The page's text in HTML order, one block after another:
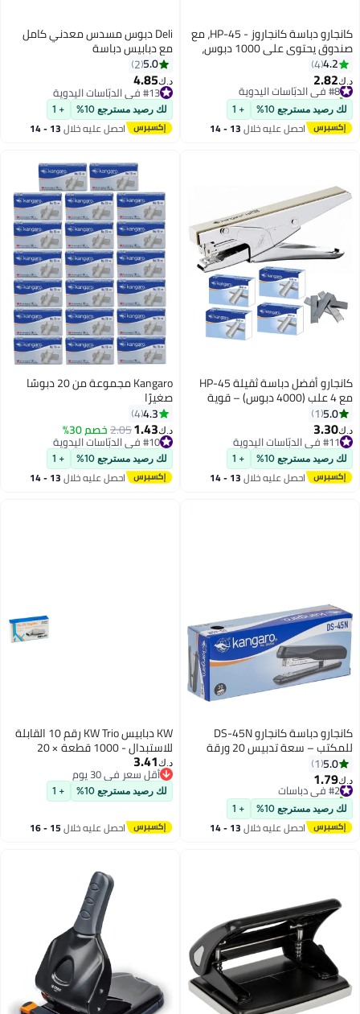
كانجارو دباسة كانجاروز - HP-45، مع
صندوق يحتوي على 1000 دبوس،
توفر استخدام سهل ومتانة عالية
4.2
4
د.ك‏2.82
#8 في الدبّاسات اليدوية
تم بيع +10 مؤخرًا
#8 في الدبّاسات اليدوية
لك رصيد مسترجع 10% + 1
احصل عليه خلال 13 - 14
اغسطس
Deli دبوس مسدس معدني كامل
مع دبابيس دباسة
5.0
2
د.ك‏4.85
#13 في الدبّاسات اليدوية
#13 في الدبّاسات اليدوية
لك رصيد مسترجع 10% + 1
احصل عليه خلال 13 - 14
اغسطس
كانجارو أفضل دباسة ثقيلة HP-45
مع 4 علب (4000 دبوس) – قوية
ومتينة وسهلة الاستخدام
5.0
1
د.ك‏3.30
#11 في الدبّاسات اليدوية
#11 في الدبّاسات اليدوية
لك رصيد مسترجع 10% + 1
احصل عليه خلال 13 - 14
Kangaro مجموعة من 20 دبوسًا
صغيرًا
4.3
4
د.ك‏1.43
2.05خصم 30%
#10 في الدبّاسات اليدوية
#10 في الدبّاسات اليدوية
لك رصيد مسترجع 10% + 1
احصل عليه خلال 13 - 14
كانجارو دباسة كانجارو DS-45N
للمكتب – سعة تدبيس 20 ورقة
5.0
1
د.ك‏1.79
#2 في دباسات
تم بيع +10 مؤخرًا
#2 في دباسات
لك رصيد مسترجع 10% + 1
احصل عليه خلال 13 - 14
KW دبابيس KW Trio رقم 10 القابلة
للاستبدال - 1000 قطعة × 20
صندوق
د.ك‏3.41
أقل سعر في 30 يوم
أقل سعر في 30 يوم
لك رصيد مسترجع 10% + 1
احصل عليه خلال 15 - 16